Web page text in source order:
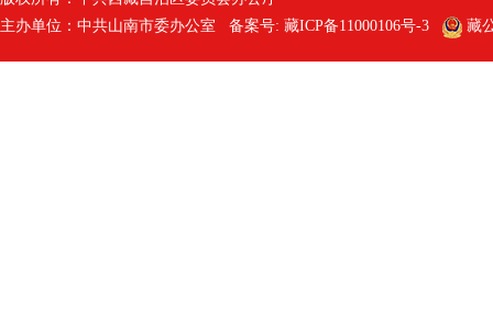
主办单位：中共山南市委办公室 备案号: 藏ICP备11000106号-3 藏